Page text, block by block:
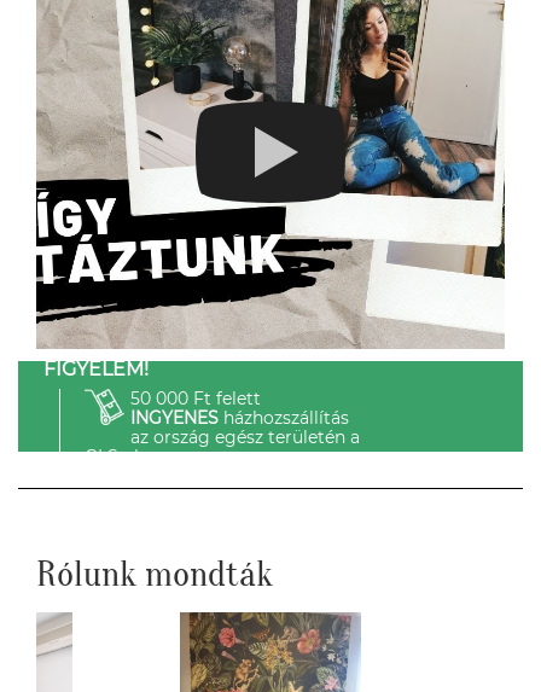
FIGYELEM!
50 000 Ft felett
INGYENESházhozszállítás
az ország egész területén a
GLS-el.
Rólunk mondták